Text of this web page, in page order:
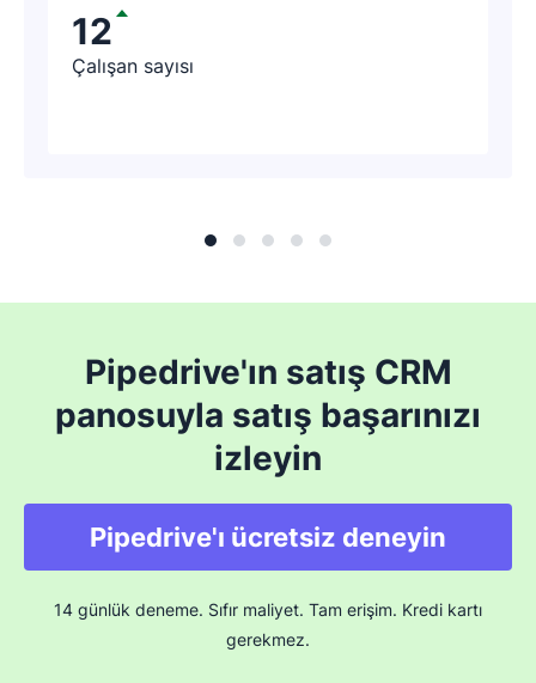
Çalışan sayısı
12
Pipedrive'ın satış CRM
panosuyla satış başarınızı
izleyin
Pipedrive'ı ücretsiz deneyin
14 günlük deneme. Sıfır maliyet. Tam erişim. Kredi kartı
gerekmez.